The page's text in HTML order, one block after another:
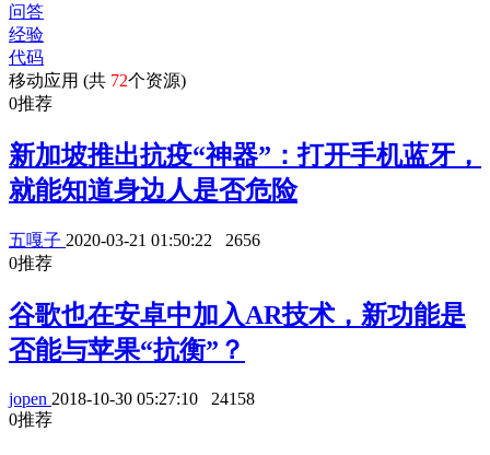
问答
经验
代码
移动应用 (共 72个资源)
0推荐
新加坡推出抗疫“神器”：打开手机蓝牙，
就能知道身边人是否危险
五嘎子 2020-03-21 01:50:22
2656
0推荐
谷歌也在安卓中加入AR技术，新功能是
否能与苹果“抗衡”？
jopen 2018-10-30 05:27:10
24158
0推荐